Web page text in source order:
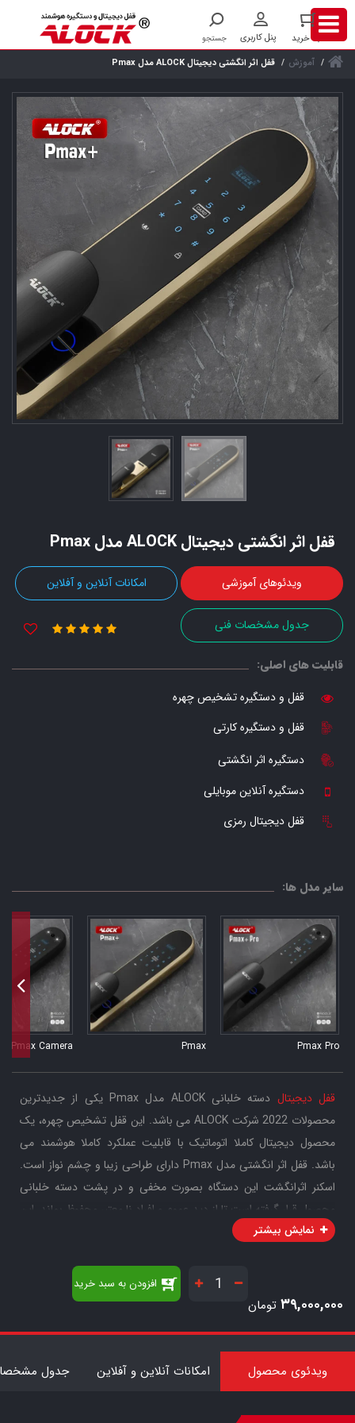
آموزش قفل اثر انگشتی دیجیتال ALOCK مدل Pmax
قفل اثر انگشتی دیجیتال ALOCK مدل Pmax
ویدئوهای آموزشی امکانات آنلاین و آفلاین
جدول مشخصات فنی
قابلیت های اصلی:
قفل و دستگیره تشخیص چهره
قفل و دستگیره کارتی
دستگیره اثر انگشتی
دستگیره آنلاین موبایلی
قفل دیجیتال رمزی
سایر مدل ها:
Pmax Pro
Pmax
Pmax Camera
قفل دیجیتال
دسته خلبانی ALOCK مدل Pmax یکی از جدیدترین
محصولات 2022 شرکت ALOCK می باشد. این قفل تشخیص چهره، یک
محصول دیجیتال کاملا اتوماتیک با قابلیت عملکرد کاملا هوشمند می
باشد. قفل اثر انگشتی مدل Pmax دارای طراحی زیبا و چشم نواز است.
اسکنر اثرانگشت این دستگاه بصورت مخفی و در پشت دسته خلبانی
محصول قرار گرفته است تا از دید عموم و افراد نا معتبر محفوظ بماند. این
کاربران امکان اتصال قفل به سیستم های خانه هوشمند و کنترل حرفه ای
محصول را می دهد.
طرح Zanetti ایتالیا می باشد. صفحه لمسی و نمایشگر این دستگیره به
نمایش بیشتر
۳۹,۰۰۰,۰۰۰ تومان
افزودن به سبد خرید
ویدئوی محصول امکانات آنلاین و آفلاین جدول